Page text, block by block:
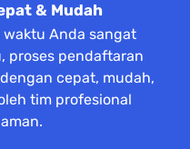
& Mudah
waktu Anda sangat
proses pendaftaran
cepat, mudah,
tim profesional